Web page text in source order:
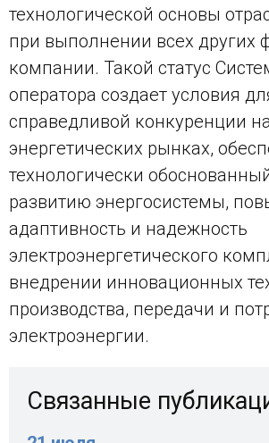
технологической основы
при выполнении всех других
компании. Такой статус
оператора создает условия
справедливой конкуренции
энергетических рынках,
технологически
развитию энергосистемы,
адаптивность и надежность
электроэнергетического
внедрении инновационных
производства, передачи и
электроэнергии.
Связанные